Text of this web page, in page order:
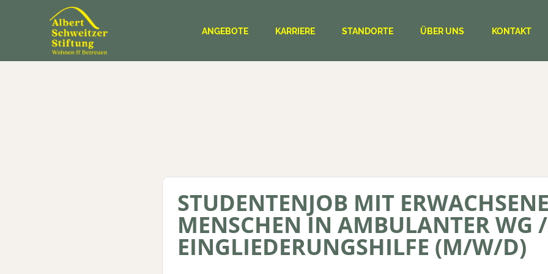
ANGEBOTE KARRIERE STANDORTE ÜBER UNS KONTAKT
STUDENTENJOB MIT
MENSCHEN IN AMBULANTER WG /
EINGLIEDERUNGSHILFE (M/W/D)